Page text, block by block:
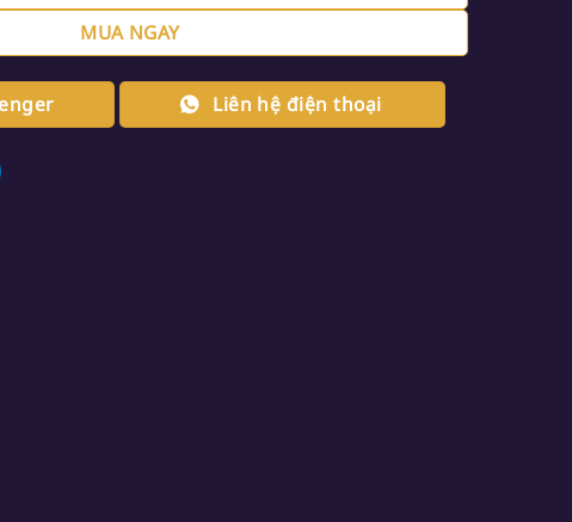
MUA NGAY
Liên hệ điện thoại